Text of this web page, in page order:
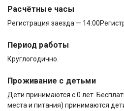
Расчётные часы
Регистрация заезда — 14:00
Период работы
Круглогодично.
Проживание с детьми
Дети принимаются с 0 лет.
места и питания) принимаются